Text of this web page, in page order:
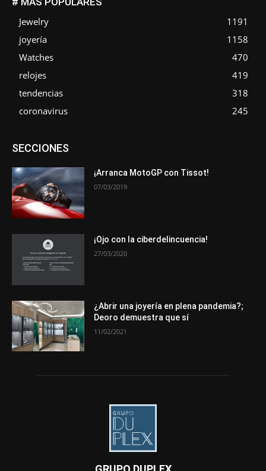
Jewelry
1191
joyería
1158
Watches
470
relojes
419
tendencias
318
coronavirus
245
SECCIONESAsociaciones
Novedades
Opiniones Premios Secciones
¡Arranca MotoGP con Tissot!
07/03/2019
¡Ojo con la ciberdelincuencia!
27/03/2020
¿Abrir una joyería en plena pandemia?;
Deoro demuestra que sí
11/02/2021